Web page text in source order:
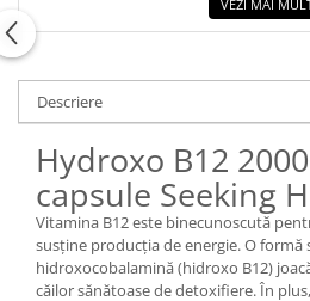
VEZI MAI
Descriere
Hydroxo B12
capsule Seeking
Vitamina B12 este binecunoscută
susține producția de energie. O formă
hidroxocobalamină (hidroxo B12)
căilor sănătoase de detoxifiere. În